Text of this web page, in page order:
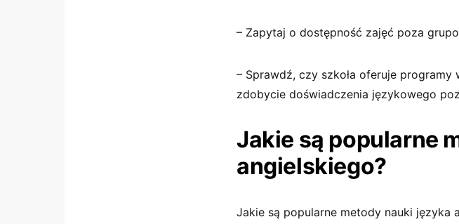
– Zapytaj o dostępność zajęć poza
– Sprawdź, czy szkoła oferuje
zdobycie doświadczenia językowego
Jakie są popularne
angielskiego?
Jakie są popularne metody nauki języka